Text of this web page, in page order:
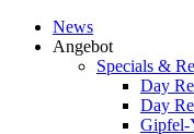
News
Angebot
Specials &
Day
Day
Gipfel-